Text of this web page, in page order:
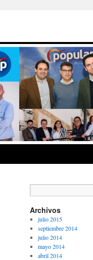
Archivos
julio 2015
septiembre 2014
julio 2014
mayo 2014
abril 2014